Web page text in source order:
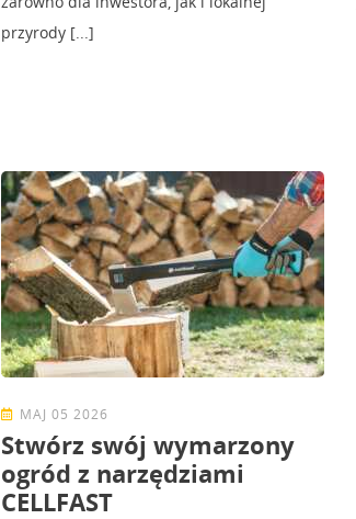
przyrody [...]
MAJ 05 2026
Stwórz swój wymarzony
ogród z narzędziami
CELLFAST